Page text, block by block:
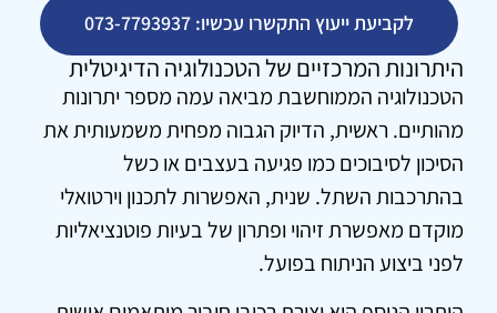
לקביעת ייעוץ התקשרו עכשיו: 073-7793937
היתרונות המרכזיים של הטכנולוגיה הדיגיטלית
הטכנולוגיה הממוחשבת מביאה עמה מספר יתרונות
מהותיים. ראשית, הדיוק הגבוה מפחית משמעותית את
הסיכון לסיבוכים כמו פגיעה בעצבים או כשל
בהתרכבות השתל. שנית, האפשרות לתכנון וירטואלי
מוקדם מאפשרת זיהוי ופתרון של בעיות פוטנציאליות
לפני ביצוע הניתוח בפועל.